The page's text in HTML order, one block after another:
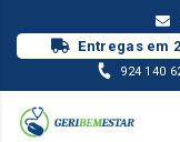
Entregas em
924 140
DESINFEÇÃO/